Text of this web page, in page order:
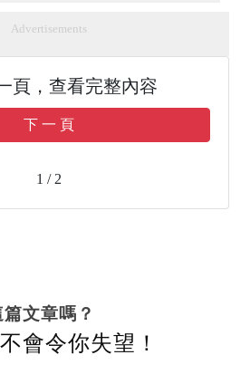
Advertisements
頁，查看完整內容
下 一 頁
1 / 2
文章嗎？
會令你失望！